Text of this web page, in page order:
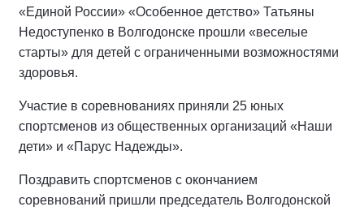
«Единой России» «Особенное детство» Татьяны
Недоступенко в Волгодонске прошли «веселые
старты» для детей с ограниченными возможностями
здоровья.
Участие в соревнованиях приняли 25 юных
спортсменов из общественных организаций «Наши
дети» и «Парус Надежды».
Поздравить спортсменов с окончанием
соревнований пришли председатель Волгодонской